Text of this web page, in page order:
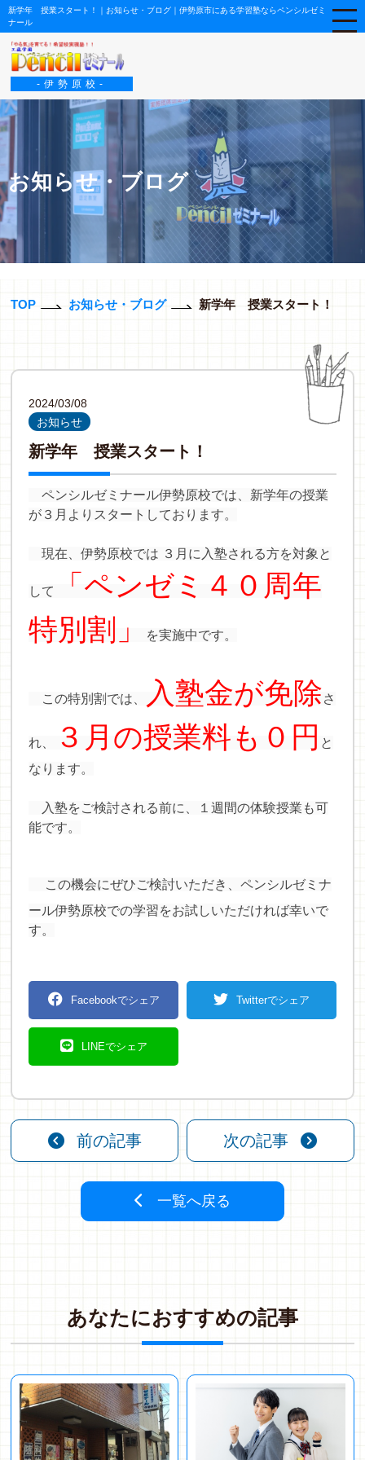
新学年 授業スタート！｜お知らせ・ブログ｜伊勢原市にある学習塾ならペンシルゼミ
ナール
-伊勢原校-
お知らせ・ブログ
TOP お知らせ・ブログ 新学年 授業スタート！
2024/03/08
お知らせ
新学年 授業スタート！
ペンシルゼミナール伊勢原校では、新学年の授業
が３月よりスタートしております。
現在、伊勢原校では ３月に入塾される方を対象と
して
「ペンゼミ４０周年
特別割」
を実施中です。
この特別割では、 入塾金が免除さ
れ、 ３月の授業料も０円 と
なります。
入塾をご検討される前に、１週間の体験授業も可
能です。
この機会にぜひご検討いただき、ペンシルゼミナ
ール伊勢原校での学習をお試しいただければ幸いで
す。
Facebookでシェア Twitterでシェア
LINEでシェア
前の記事 次の記事
一覧へ戻る
あなたにおすすめの記事